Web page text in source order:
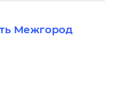
Межгород